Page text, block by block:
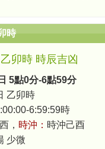
時
卯時 時辰吉凶
5點0分-6點59分
乙卯時
6:59:59時
， 時沖： 時沖己酉
少微